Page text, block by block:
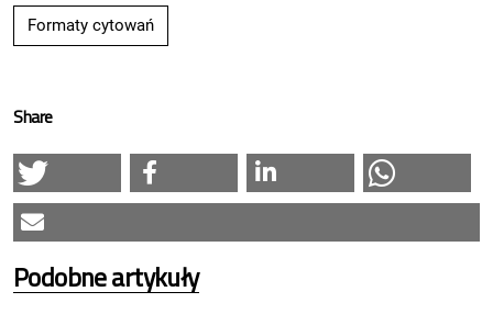
Formaty cytowań
Share
Podobne artykuły